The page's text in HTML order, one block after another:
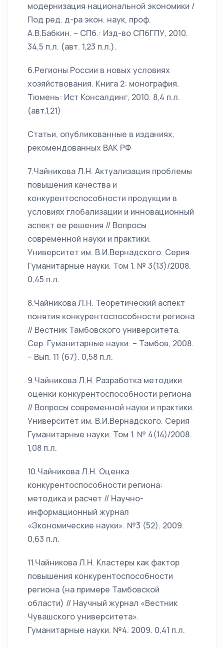
модернизация национальной экономики /
Под ред. д-ра экон. наук, проф.
А.В.Бабкин. – СПб.: Изд-во СПбГПУ, 2010.
34,5 п.л. (авт. 1,23 п.л.).
6.Регионы России в новых условиях
хозяйствования. Книга 2: монография.
Тюмень: Ист Консалдинг, 2010. 8,4 п.л.
(авт.1,21)
Статьи, опубликованные в изданиях,
рекомендованных ВАК РФ
7.Чайникова Л.Н. Актуализация проблемы
повышения качества и
конкурентоспособности продукции в
условиях глобализации и инновационный
аспект ее решения // Вопросы
современной науки и практики.
Университет им. В.И.Вернадского. Серия
Гуманитарные науки. Том 1. № 3(13)/2008.
0,45 п.л.
8.Чайникова Л.Н. Теоретический аспект
понятия конкурентоспособности региона
// Вестник Тамбовского университета.
Сер. Гуманитарные науки. – Тамбов, 2008.
– Вып. 11 (67). 0,58 п.л.
9.Чайникова Л.Н. Разработка методики
оценки конкурентоспособности региона
// Вопросы современной науки и практики.
Университет им. В.И.Вернадского. Серия
Гуманитарные науки. Том 1. № 4(14)/2008.
1,08 п.л.
10.Чайникова Л.Н. Оценка
конкурентоспособности региона:
методика и расчет // Научно-
информационный журнал
«Экономические науки». №3 (52). 2009.
0,63 п.л.
11.Чайникова Л.Н. Кластеры как фактор
повышения конкурентоспособности
региона (на примере Тамбовской
области) // Научный журнал «Вестник
Чувашского университета».
Гуманитарные науки. №4. 2009. 0,41 п.л.